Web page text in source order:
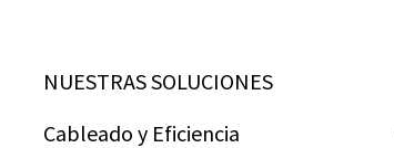
NUESTRAS SOLUCIONES
Cableado y Eficiencia